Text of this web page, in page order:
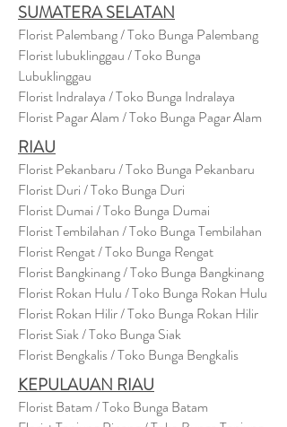
SUMATERA SELATAN
Florist Palembang / Toko Bunga Palembang
Florist lubuklinggau / Toko Bunga
Lubuklinggau
Florist Indralaya / Toko Bunga Indralaya
Florist Pagar Alam / Toko Bunga Pagar Alam
RIAU
Florist Pekanbaru / Toko Bunga Pekanbaru
Florist Duri / Toko Bunga Duri
Florist Dumai / Toko Bunga Dumai
Florist Tembilahan / Toko Bunga Tembilahan
Florist Rengat / Toko Bunga Rengat
Florist Bangkinang / Toko Bunga Bangkinang
Florist Rokan Hulu / Toko Bunga Rokan Hulu
Florist Rokan Hilir / Toko Bunga Rokan Hilir
Florist Siak / Toko Bunga Siak
Florist Bengkalis / Toko Bunga Bengkalis
KEPULAUAN RIAU
Florist Batam / Toko Bunga Batam